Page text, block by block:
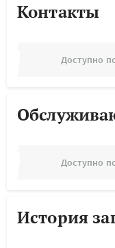
Контакты
Доступно
Доступно
История